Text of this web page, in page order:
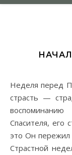
Неделя перед Пасхой называется Страстной (от слова
страсть —
Спасителя, его
это Он
Страстной